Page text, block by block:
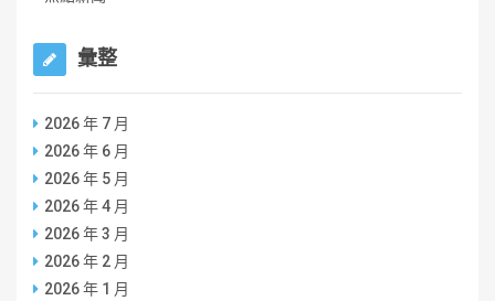
彙整
2026 年 7 月
2026 年 6 月
2026 年 5 月
2026 年 4 月
2026 年 3 月
2026 年 2 月
2026 年 1 月